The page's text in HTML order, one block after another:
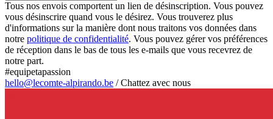
Tous nos envois comportent un lien de désinscription. Vous pouvez
vous désinscrire quand vous le désirez. Vous trouverez plus
d'informations sur la manière dont nous traitons vos données dans
notre politique de confidentialité. Vous pouvez gérer vos préférences
de réception dans le bas de tous les e-mails que vous recevrez de
notre part.
#equipetapassion
hello@lecomte-alpirando.be /Chattez avec nous